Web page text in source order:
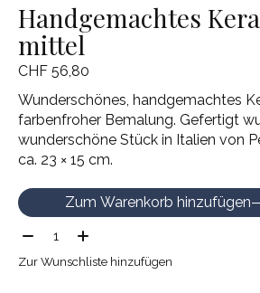
Handgemachtes
mittel
CHF 56,80
Wunderschönes, handgemachtes
farbenfroher Bemalung. Gefertigt
wunderschöne Stück in Italien von
ca. 23 × 15 cm.
Zum Warenkorb hinzufügen
Menge:
Zur Wunschliste hinzufügen